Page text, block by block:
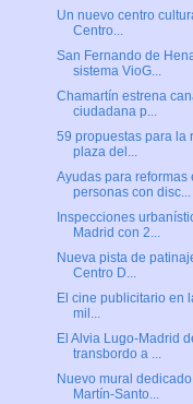
Un nuevo centro
Centro...
San Fernando de
sistema VioG...
Chamartín estrena
ciudadana p...
59 propuestas para la
plaza del...
Ayudas para reformas
personas con disc...
Inspecciones
Madrid con 2...
Nueva pista de
Centro D...
El cine publicitario en
mil...
El Alvia Lugo-Madrid
transbordo a ...
Nuevo mural
Martín-Santo...